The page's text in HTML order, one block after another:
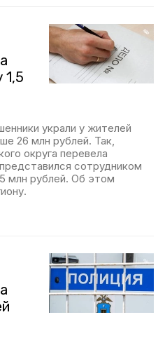
1,5
украли у жителей
26 млн рублей. Так,
округа перевела
сотрудником
млн рублей. Об этом